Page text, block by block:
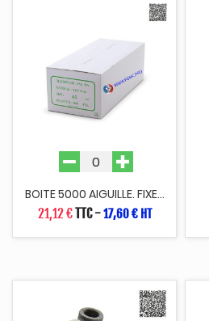
BOITE 5000 AIGUILLE. FIXE...
21,12 €TTC-17,60 € HT